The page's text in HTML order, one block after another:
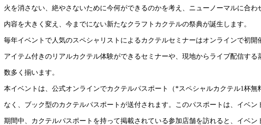
火を消さない、絶やさないために今何ができるのかを考え、ニューノーマルに合わ
内容を大きく変え、今までにない新たなクラフトカクテルの祭典が誕生します。
毎年イベントで人気のスペシャリストによるカクテルセミナーはオンラインで初
アイテム付きのリアルカクテル体験ができるセミナーや、現地からライブ配信す
数多く揃います。
本イベントは、公式オンラインでカクテルパスポート（*スペシャルカクテル1杯
なく、ブック型のカクテルパスポートが送付されます。このパスポートは、イベ
期間中、カクテルパスポートを持って掲載されている参加店舗を訪れると、イベ